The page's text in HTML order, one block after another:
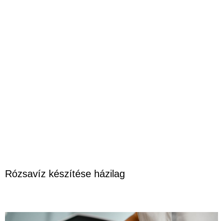
Rózsavíz készítése házilag